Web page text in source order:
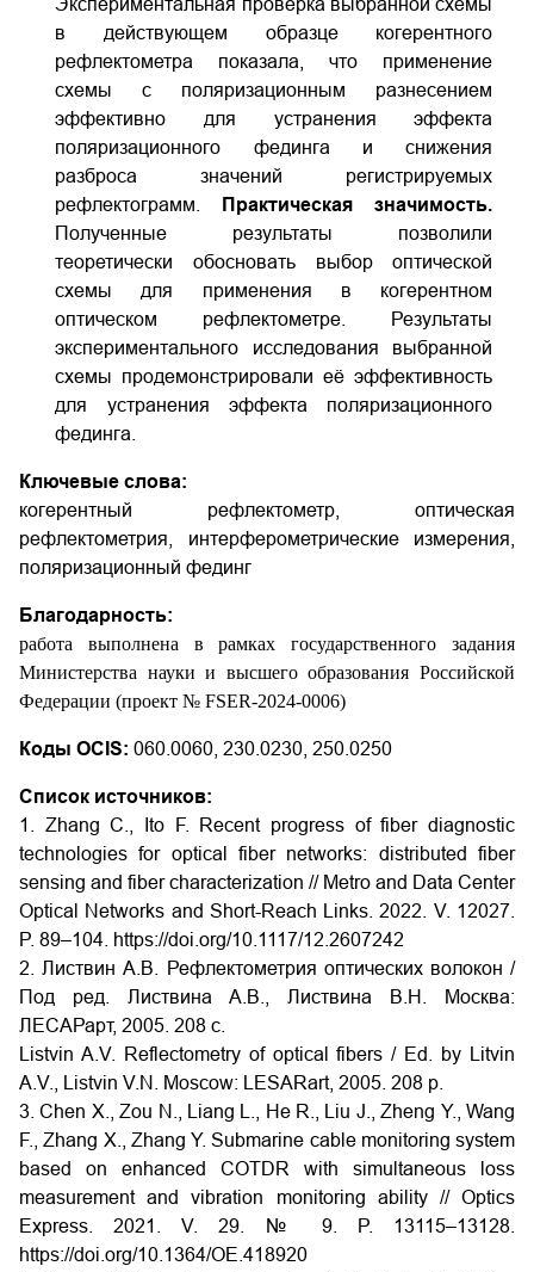
Экспериментальная проверка выбранной схемы
в действующем образце когерентного
рефлектометра показала, что применение
схемы с поляризационным разнесением
эффективно для устранения эффекта
поляризационного фединга и снижения
разброса значений регистрируемых
рефлектограмм.
Практическая значимость.
Полученные результаты позволили
теоретически обосновать выбор оптической
схемы для применения в когерентном
оптическом рефлектометре. Результаты
экспериментального исследования выбранной
схемы продемонстрировали её эффективность
для устранения эффекта поляризационного
фединга.
Ключевые слова:
когерентный рефлектометр, оптическая
рефлектометрия, интерферометрические измерения,
поляризационный фединг
Благодарность:
работа выполнена в рамках государственного задания
Министерства науки и высшего образования Российской
Федерации (проект № FSER-2024-0006)
Коды OCIS: 060.0060, 230.0230, 250.0250
Список источников:
1. Zhang C., Ito F. Recent progress of fiber diagnostic
technologies for optical fiber networks: distributed fiber
sensing and fiber characterization // Metro and Data Center
Optical Networks and Short-Reach Links. 2022. V. 12027.
P. 89–104. https://doi.org/10.1117/12.2607242
2. Листвин А.В. Рефлектометрия оптических волокон /
Под ред. Листвина А.В., Листвина В.Н. Москва:
ЛЕСАРарт, 2005. 208 с.
Listvin A.V. Reflectometry of optical fibers / Ed. by Litvin
A.V., Listvin V.N. Moscow: LESARart, 2005. 208 p.
3. Chen X., Zou N., Liang L., He R., Liu J., Zheng Y., Wang
F., Zhang X., Zhang Y. Submarine cable monitoring system
based on enhanced COTDR with simultaneous loss
measurement and vibration monitoring ability // Optics
Express. 2021. V. 29. № 9. P. 13115–13128.
https://doi.org/10.1364/OE.418920